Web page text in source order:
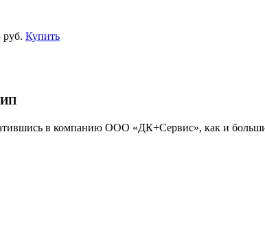
руб. Купить
в компанию ООО «ДК+Сервис», как и